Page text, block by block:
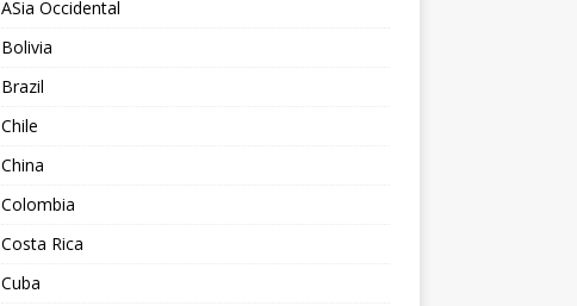
ASia Occidental
Bolivia
Brazil
Chile
China
Colombia
Costa Rica
Cuba